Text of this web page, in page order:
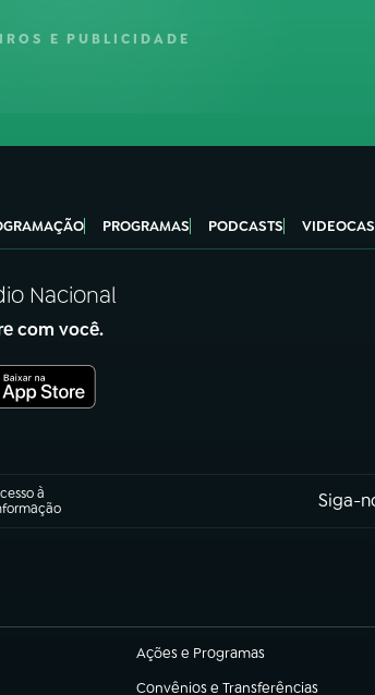
E PUBLICIDADE
PROGRAMAS PODCASTS
Nacional
com você.
à
Siga-
Ações e Programas
(abre em nova aba)
Convênios e Transferências